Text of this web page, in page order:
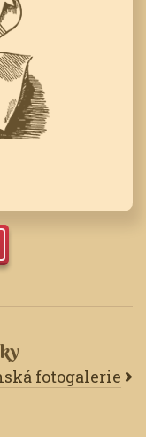
fotogalerie